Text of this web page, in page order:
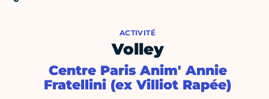
ACTIVITÉ
Volley
Centre Paris Anim' Annie
Fratellini (ex Villiot Rapée)